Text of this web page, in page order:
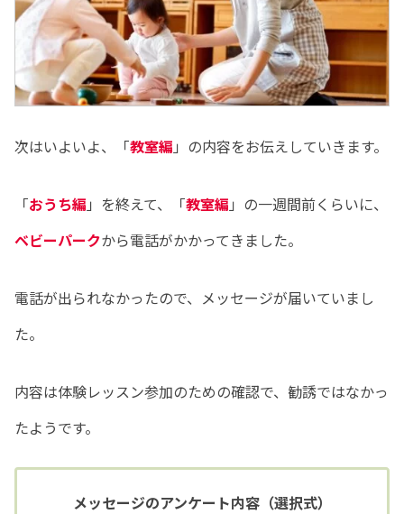
次はいよいよ、「教室編 」の内容をお伝えしていきます。
「おうち編 」を終えて、「教室編 」の一週間前くらいに、
ベビーパークから電話がかかってきました。
電話が出られなかったので、メッセージが届いていまし
た。
内容は体験レッスン参加のための確認で、勧誘ではなかっ
たようです。
メッセージのアンケート内容（選択式）